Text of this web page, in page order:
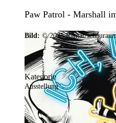
Paw Patrol - Marshall
Bild: © 2025 Ramar/
Kategorie
Ausstellung